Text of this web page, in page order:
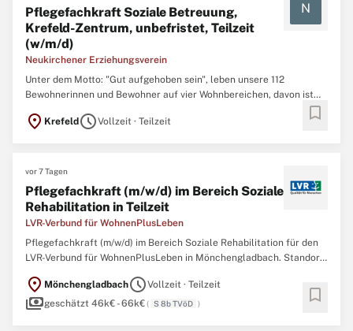
Pflegefachkraft Soziale Betreuung,
Krefeld-Zentrum, unbefristet, Teilzeit
(w/m/d)
Neukirchener Erziehungsverein
N
Unter dem Motto: "Gut aufgehoben sein", leben unsere 112
Bewohnerinnen und Bewohner auf vier Wohnbereichen, davon ist
ein Wohnbereich gerontopsychiatrisch ausgerichtet. Wir versorgen
Menschen mit pflegerischen Hilfebedarf ab 18 Jahren und bieten
location_on Krefeld scheduleVollzeit · Teilzeit bookmark
vor 7 Tagen
Pflegefachkraft (m/w/d) im Bereich Soziale
Rehabilitation in Teilzeit
LVR-Verbund für WohnenPlusLeben
Pflegefachkraft (m/w/d) im Bereich Soziale Rehabilitation für den
LVR-Verbund für WohnenPlusLeben in Mönchengladbach. Standort:
WohnenPlusLeben Vergütung: S8b TVöD-SuE Arbeitszeit: Teilzeit
bis 30 Std./Woche unbefristet Besetzungsstart: ...
location_on MönchengladbachscheduleVollzeit · Teilzeit
paymentsgeschätzt 46k€ - 66k€( S 8b TVöD ) bookmark